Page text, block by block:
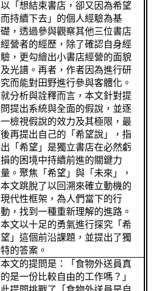
以「想結束書店，卻又因為希望
而持續下去」的個人經驗為基
礎，透過參與觀察其他三位書店
經營者的經歷，除了確認自身經
驗，更勾繪出小書店經營的面貌
及光譜。再者，作者因為進行研
究而能對田野進行參與客體化。
就分析與詮釋而言，本文針對提
問提出系統與全面的假說，並逐
一檢視假說的效力及其極限，最
後再提出自己的「希望說」，指
出「希望」是獨立書店在必然虧
損的困境中持續前進的關鍵力
量。聚焦「希望」與「未來」，
本文跳脫了以回溯來確立動機的
現代性框架，為人們當下的行
動，找到一種重新理解的進路。
本文以十足的勇氣進行探究「希
望」這個前沿課題，並提出了獨
特的答案。
本文的提問是：「食物外送員真
的是一份比較自由的工作嗎？」